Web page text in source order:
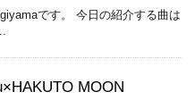
です。 今日の紹介する曲は
MOON